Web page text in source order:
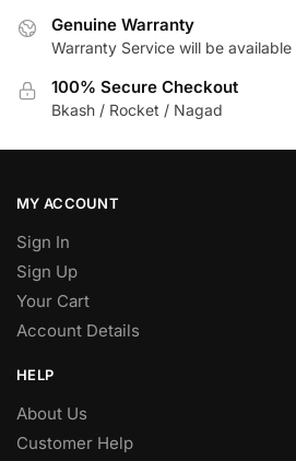
Genuine Warranty
Warranty Service will be available
100% Secure Checkout
Bkash / Rocket / Nagad
MY ACCOUNT
Sign In
Sign Up
Your Cart
Account Details
HELP
About Us
Customer Help